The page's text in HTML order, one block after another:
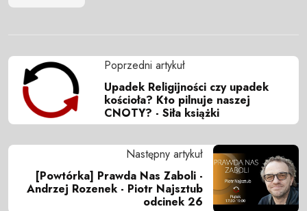
Poprzedni artykuł
Upadek Religijności czy upadek
kościoła? Kto pilnuje naszej
CNOTY? - Siła książki
Następny artykuł
[Powtórka] Prawda Nas Zaboli -
Andrzej Rozenek - Piotr Najsztub
odcinek 26